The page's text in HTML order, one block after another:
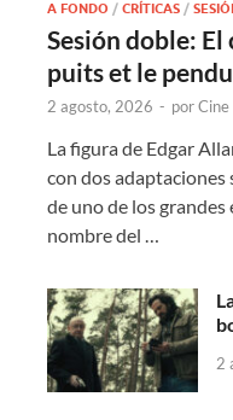
A FONDO /CRÍTICAS /
Sesión doble:
puits et le
2 agosto, 2026 - por
La figura de Edgar
con dos adaptaciones
de uno de los
nombre del …
2